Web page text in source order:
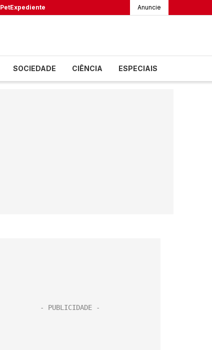
PetExpediente Anuncie
SOCIEDADE CIÊNCIA ESPECIAIS